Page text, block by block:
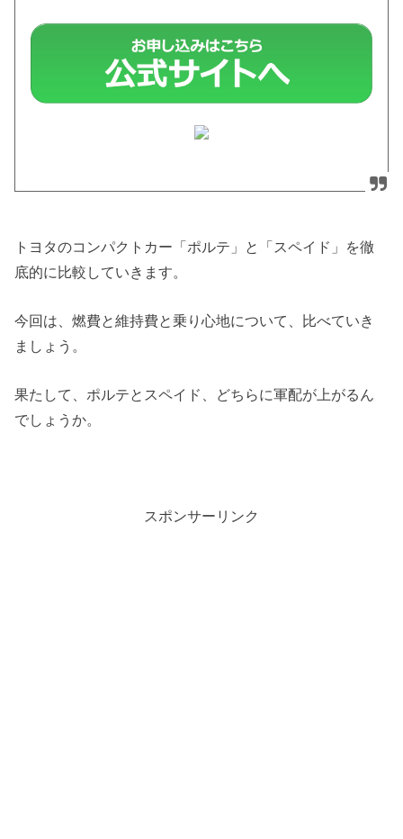
トヨタのコンパクトカー「ポルテ」と「スペイド」を徹
底的に比較していきます。
今回は、燃費と維持費と乗り心地について、比べていき
ましょう。
果たして、ポルテとスペイド、どちらに軍配が上がるん
でしょうか。
スポンサーリンク